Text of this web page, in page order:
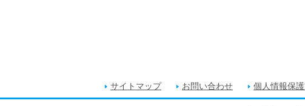
サイトマップ お問い合わせ 個人情報保